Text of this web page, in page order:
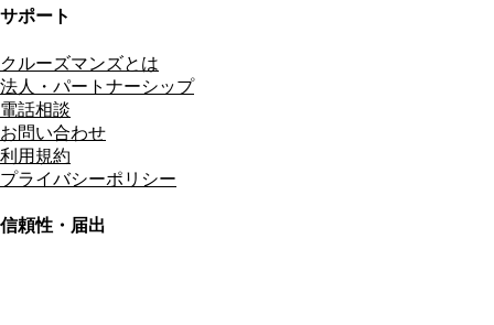
サポート
クルーズマンズとは
法人・パートナーシップ
電話相談
お問い合わせ
利用規約
プライバシーポリシー
信頼性・届出